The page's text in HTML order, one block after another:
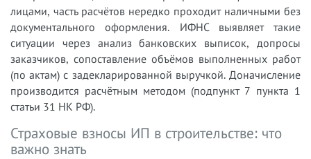
лицами, часть расчётов нередко проходит наличными без
документального оформления. ИФНС выявляет такие
ситуации через анализ банковских выписок, допросы
заказчиков, сопоставление объёмов выполненных работ
(по актам) с задекларированной выручкой. Доначисление
производится расчётным методом (подпункт 7 пункта 1
статьи 31 НК РФ).
Страховые взносы ИП в строительстве: что
важно знать